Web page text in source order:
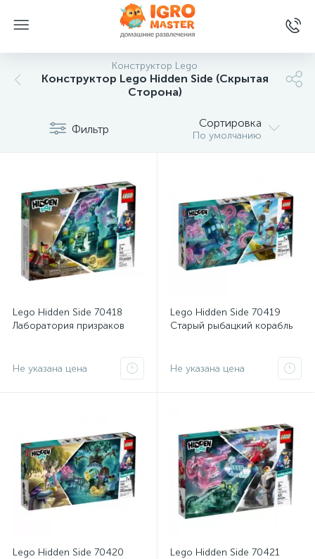
Конструктор Lego
Конструктор Lego Hidden Side (Скрытая
Сторона)
Фильтр Сортировка
По умолчанию
Lego Hidden Side 70418
Лаборатория призраков
Не указана цена
Lego Hidden Side 70419
Старый рыбацкий корабль
Не указана цена
Lego Hidden Side 70420
Lego Hidden Side 70421